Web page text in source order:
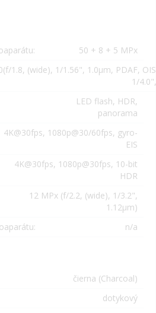
50 + 8 + 5 MPx
1.8, (wide), 1/1.56", 1.0µm, PDAF,
1/
LED flash, HDR,
panorama
4K@30fps, 1080p@30/60fps, gyro-
EIS
4K@30fps, 1080p@30fps, 10-bit
HDR
12 MPx (f/2.2, (wide), 1/3.2",
1.12µm)
n/a
čierna (Charcoal)
dotykový